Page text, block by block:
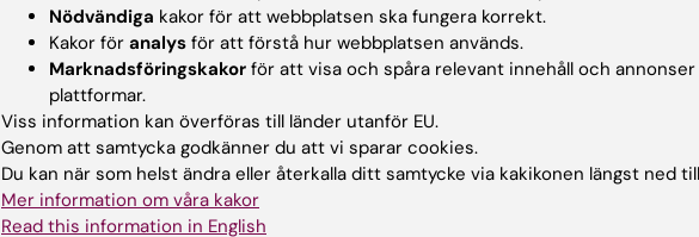
Tags
Redaktör: Nilla Karlsson
Sidan uppdaterad:
2026-08-03
Dela
Nödvändiga kakor för att webbplatsen ska fungera korrekt.
Kakor för analys för att förstå hur webbplatsen används.
Marknadsföringskakor för att visa och spåra relevant innehåll och
plattformar.
Viss information kan överföras till länder utanför EU.
Genom att samtycka godkänner du att vi sparar cookies.
Du kan när som helst ändra eller återkalla ditt samtycke via kakikonen längst ned
Mer information om våra kakor
Read this information in English